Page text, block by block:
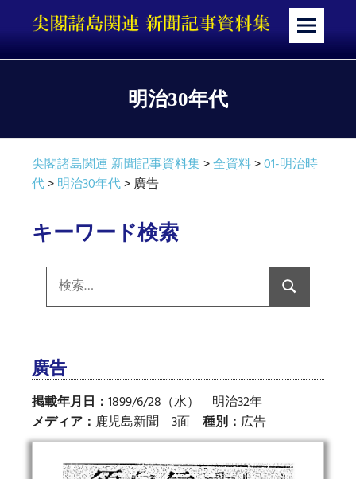
テ
メ
明治30年代
尖閣諸島関連 新聞記事資料集>全資料>01-明治時
代>明治30年代>廣告
キーワード検索
索:
検
索
廣告
掲載年月日： 1899/6/28（水） 明治32年
メディア： 鹿児島新聞 3面 種別： 広告